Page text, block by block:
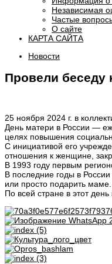
Независимая
Частые
О сайте
КАРТА САЙТА
Новости
Провели беседу
25 ноября 2024 г. в
День матери в России —
целях повышения
С инициативой его
отношения к женщине,
В 1993 году первым
В последние годы в
или просто подарить маме.
По всей стране в этот